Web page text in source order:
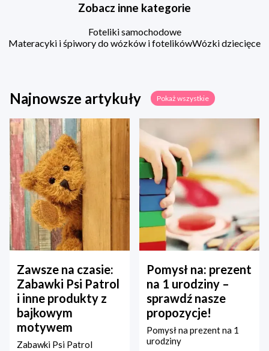
Zobacz inne kategorie
Foteliki samochodowe
Materacyki i śpiwory do wózków i fotelikówWózki dziecięce
Najnowsze artykuły Pokaż wszystkie
Zawsze na czasie:
Zabawki Psi Patrol
i inne produkty z
bajkowym
motywem
Zabawki Psi Patrol
Pomysł na: prezent
na 1 urodziny –
sprawdź nasze
propozycje!
Pomysł na prezent na 1
urodziny